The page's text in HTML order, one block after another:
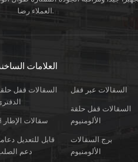
العملاء رضا.
العلامات
السقالات قفل
H سقالات الإطار
قابل للتعديل
دعم
السقالات عبر قفل
السقالات قفل حلقة
الألومنيوم
برج السقالات
الألومنيوم